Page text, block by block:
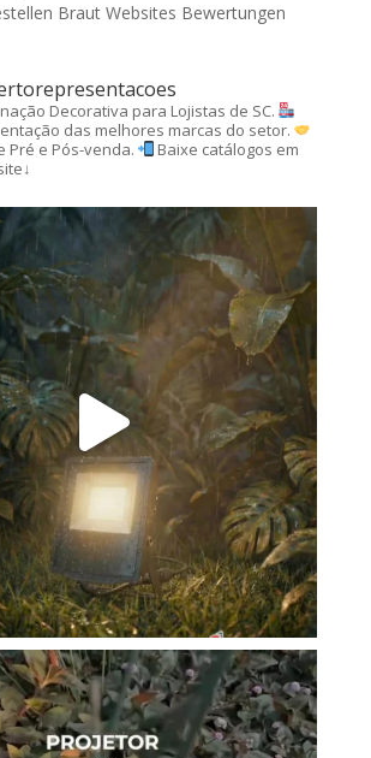
Braut Websites Bewertungen
Decorativa para Lojistas de SC.
das melhores marcas do setor.
Pré e Pós-venda.
Baixe catálogos em